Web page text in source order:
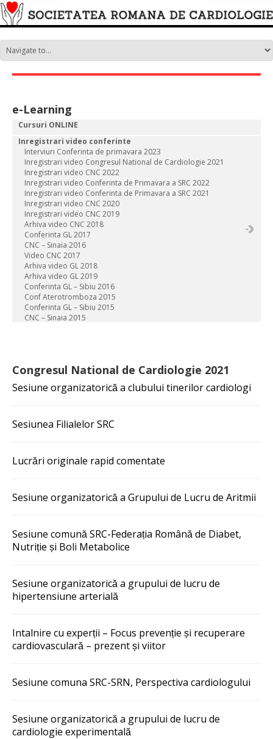
e-Learning
Cursuri ONLINE
Inregistrari video conferinte
Interviuri Conferinta de primavara 2023
Inregistrari video Congresul National de Cardiologie 2021
Inregistrari video CNC 2022
Inregistrari video Conferinta de Primavara a SRC 2022
Inregistrari video Conferinta de Primavara a SRC 2021
Inregistrari video CNC 2020
Inregistrari video CNC 2019
Arhiva video CNC 2018
Conferinta GL 2017
CNC – Sinaia 2016
Video CNC 2017
Arhiva video GL 2018
Arhiva video GL 2019
Conferinta GL – Sibiu 2016
Conf Aterotromboza 2015
Conferinta GL – Sibiu 2015
CNC – Sinaia 2015
Congresul National de Cardiologie 2021
Sesiune organizatorică a clubului tinerilor cardiologi
Sesiunea Filialelor SRC
Lucrări originale rapid comentate
Sesiune organizatorică a Grupului de Lucru de Aritmii
Sesiune comună SRC-Federația Română de Diabet,
Nutriție și Boli Metabolice
Sesiune organizatorică a grupului de lucru de
hipertensiune arterială
Intalnire cu experții – Focus prevenție și recuperare
cardiovasculară – prezent și viitor
Sesiune comuna SRC-SRN, Perspectiva cardiologului
Sesiune organizatorică a grupului de lucru de
cardiologie experimentală